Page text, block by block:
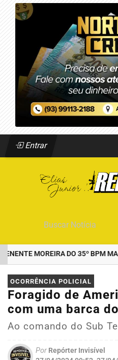
Entrar
MOREIRA DO 35º BPM MAIS
EM ALTA
OCORRÊNCIA POLICIAL
Foragido de
com uma barca
Ao comando do Sub
Por Repórter Invisível